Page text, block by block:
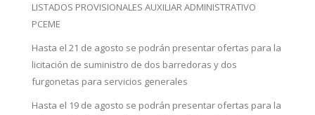
LISTADOS PROVISIONALES AUXILIAR ADMINISTRATIVO
PCEME
Hasta el 21 de agosto se podrán presentar ofertas para la
licitación de suministro de dos barredoras y dos
furgonetas para servicios generales
Hasta el 19 de agosto se podrán presentar ofertas para la